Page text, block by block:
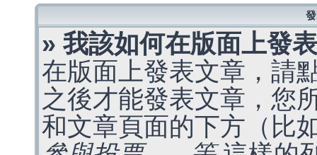
» 我該如何在版面上發
在版面上發表文章，請
之後才能發表文章，您
和文章頁面的下方（比